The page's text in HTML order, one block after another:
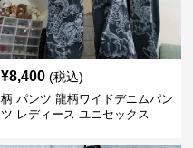
¥8,400 (税込)
柄 パンツ 龍柄ワイドデニムパン
ツ レディース ユニセックス